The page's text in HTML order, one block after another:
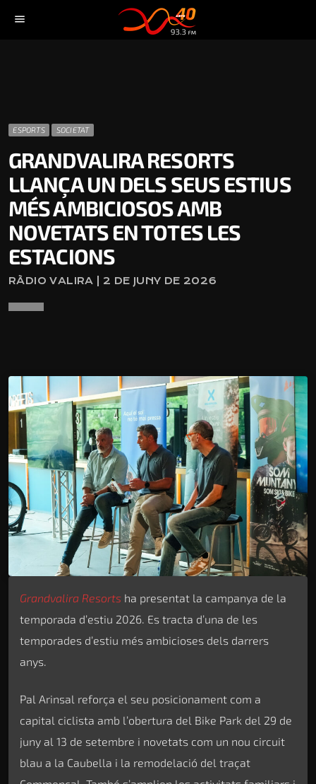
menu
ESPORTS SOCIETAT
GRANDVALIRA RESORTS
LLANÇA UN DELS SEUS ESTIUS
MÉS AMBICIOSOS AMB
NOVETATS EN TOTES LES
ESTACIONS
RÀDIO VALIRA | 2 DE JUNY DE 2026
Grandvalira Resorts ha presentat la campanya de la
temporada d’estiu 2026. Es tracta d’una de les
temporades d’estiu més ambicioses dels darrers
anys.
Pal Arinsal reforça el seu posicionament com a
capital ciclista amb l’obertura del Bike Park del 29 de
juny al 13 de setembre i novetats com un nou circuit
blau a la Caubella i la remodelació del traçat